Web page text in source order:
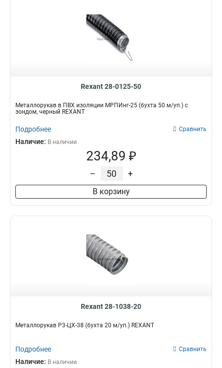
Rexant 28-0125-50
Металлорукав в ПВХ изоляции МРПИнг-25 (бухта 50 м/уп.) с
зондом, черный REXANT
Подробнее Сравнить
Наличие: В наличии
234,89 ₽
– +
В корзину
Rexant 28-1038-20
Металлорукав Р3-ЦХ-38 (бухта 20 м/уп.) REXANT
Подробнее Сравнить
Наличие: В наличии